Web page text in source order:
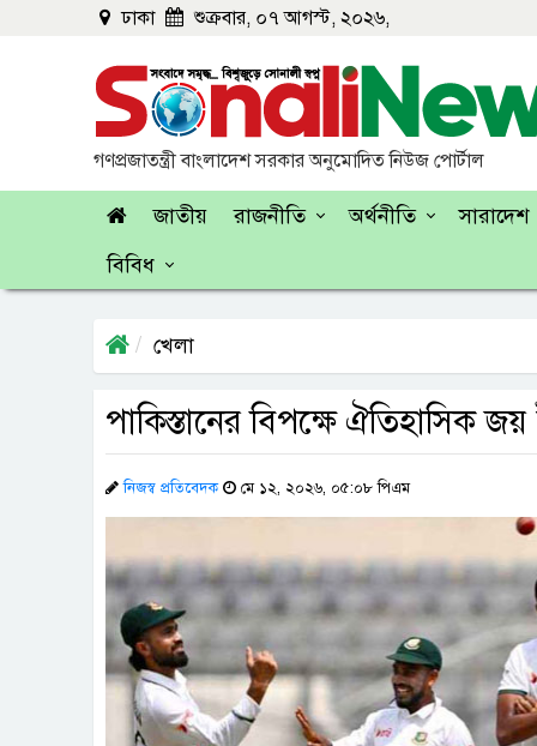
ঢাকা শুক্রবার, ০৭ আগস্ট, ২০২৬,
গণপ্রজাতন্ত্রী বাংলাদেশ সরকার অনুমোদিত নিউজ পোর্টাল
জাতীয় রাজনীতি অর্থনীতি
সারাদেশ
বিবিধ
খেলা
পাকিস্তানের বিপক্ষে ঐতিহাসিক
নিজস্ব প্রতিবেদক মে ১২, ২০২৬, ০৫:০৮ পিএম